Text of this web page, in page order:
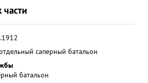
саперный батальон
батальон